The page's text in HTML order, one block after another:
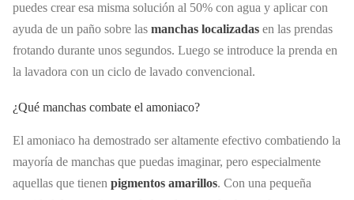
puedes crear esa misma solución al 50% con agua y aplicar con
ayuda de un paño sobre las manchas localizadas en las prendas
frotando durante unos segundos. Luego se introduce la prenda en
la lavadora con un ciclo de lavado convencional.
¿Qué manchas combate el amoniaco?
El amoniaco ha demostrado ser altamente efectivo combatiendo la
mayoría de manchas que puedas imaginar, pero especialmente
aquellas que tienen pigmentos amarillos. Con una pequeña